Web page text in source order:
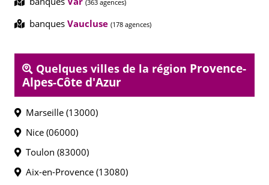
(363 agences)
banques Vaucluse (178 agences)
Quelques villes de la région Provence-
Alpes-Côte d'Azur
Marseille (13000)
Nice (06000)
Toulon (83000)
Aix-en-Provence (13080)